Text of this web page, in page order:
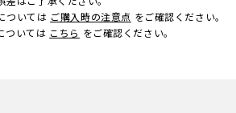
ついては ご購入時の注意点 をご確認ください。
ついては こちら をご確認ください。